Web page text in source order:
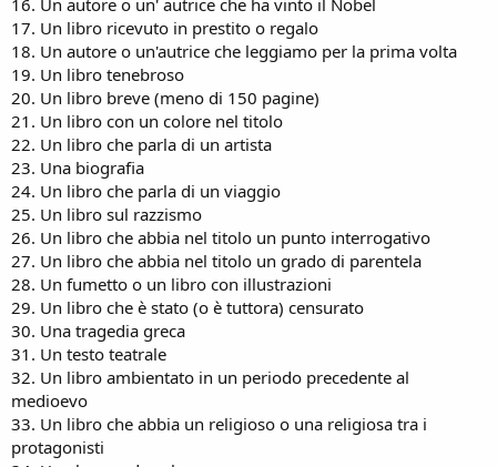
16. Un autore o un' autrice che ha vinto il Nobel
17. Un libro ricevuto in prestito o regalo
18. Un autore o un'autrice che leggiamo per la prima volta
19. Un libro tenebroso
20. Un libro breve (meno di 150 pagine)
21. Un libro con un colore nel titolo
22. Un libro che parla di un artista
23. Una biografia
24. Un libro che parla di un viaggio
25. Un libro sul razzismo
26. Un libro che abbia nel titolo un punto interrogativo
27. Un libro che abbia nel titolo un grado di parentela
28. Un fumetto o un libro con illustrazioni
29. Un libro che è stato (o è tuttora) censurato
30. Una tragedia greca
31. Un testo teatrale
32. Un libro ambientato in un periodo precedente al
medioevo
33. Un libro che abbia un religioso o una religiosa tra i
protagonisti